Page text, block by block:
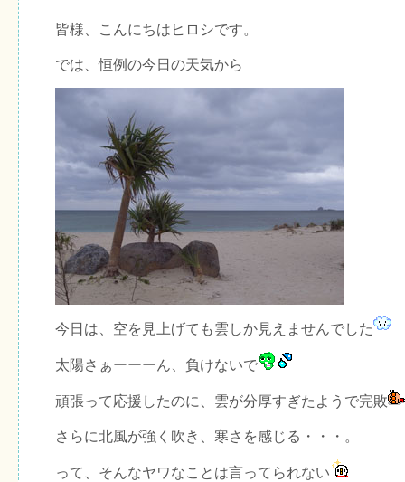
皆様、こんにちはヒロシです。
では、恒例の今日の天気から
今日は、空を見上げても雲しか見えませんでした
太陽さぁーーーん、負けないで
頑張って応援したのに、雲が分厚すぎたようで完敗
さらに北風が強く吹き、寒さを感じる・・・。
って、そんなヤワなことは言ってられない